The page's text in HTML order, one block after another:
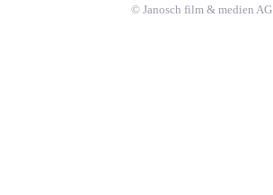
© Janosch film & medien AG